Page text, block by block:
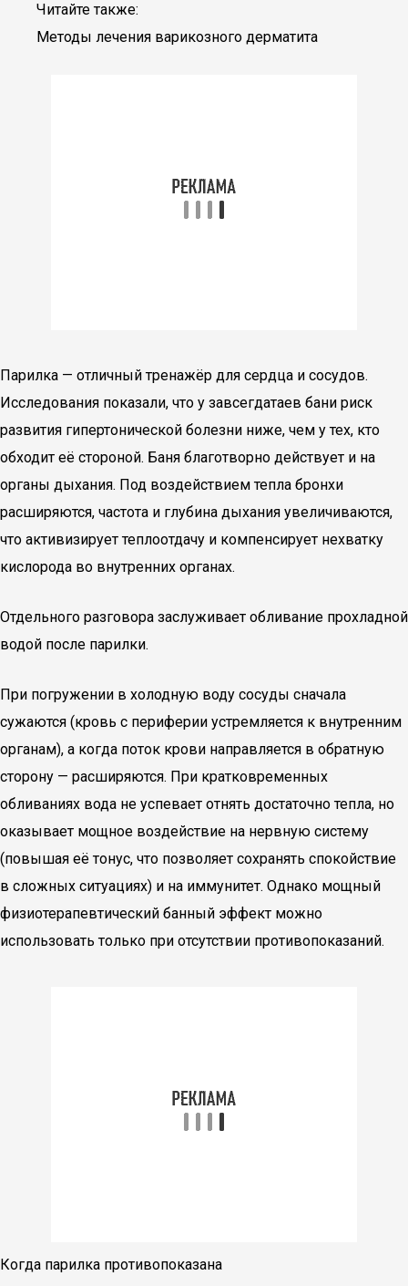
Читайте также:
Методы лечения варикозного дерматита
Парилка — отличный тренажёр для сердца и сосудов.
Исследования показали, что у завсегдатаев бани риск
развития гипертонической болезни ниже, чем у тех, кто
обходит её стороной. Баня благотворно действует и на
органы дыхания. Под воздействием тепла бронхи
расширяются, частота и глубина дыхания увеличиваются,
что активизирует теплоотдачу и компенсирует нехватку
кислорода во внутренних органах.
Отдельного разговора заслуживает обливание прохладной
водой после парилки.
При погружении в холодную воду сосуды сначала
сужаются (кровь с периферии устремляется к внутренним
органам), а когда поток крови направляется в обратную
сторону — расширяются. При кратковременных
обливаниях вода не успевает отнять достаточно тепла, но
оказывает мощное воздействие на нервную систему
(повышая её тонус, что позволяет сохранять спокойствие
в сложных ситуациях) и на иммунитет. Однако мощный
физиотерапевтический банный эффект можно
использовать только при отсутствии противопоказаний.
Когда парилка противопоказана